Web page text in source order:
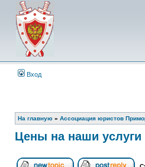
Вход
На главную » Ассоциация юристов
Цены на наши услуги